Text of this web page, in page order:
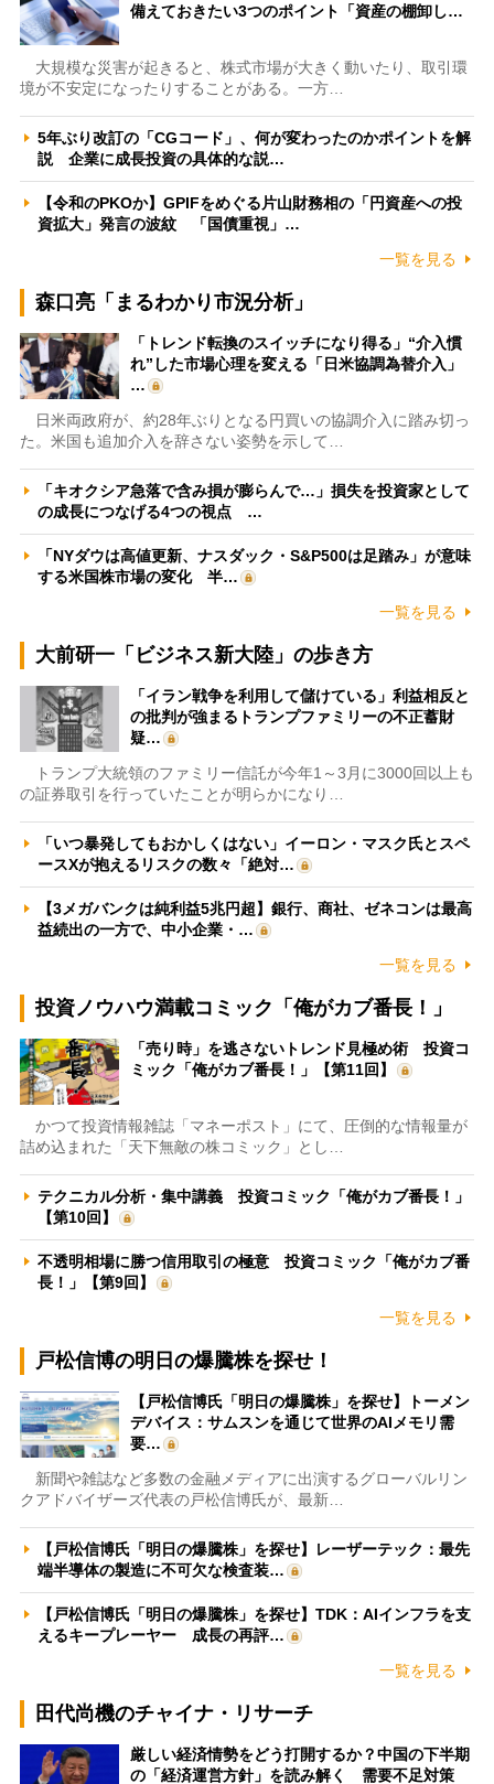
備えておきたい3つのポイント「資産の棚卸し…
大規模な災害が起きると、株式市場が大きく動いたり、取引環
境が不安定になったりすることがある。一方…
5年ぶり改訂の「CGコード」、何が変わったのかポイントを解
説 企業に成長投資の具体的な説…
【令和のPKOか】GPIFをめぐる片山財務相の「円資産への投
資拡大」発言の波紋 「国債重視」…
一覧を見る
森口亮「まるわかり市況分析」
「トレンド転換のスイッチになり得る」“介入慣
れ”した市場心理を変える「日米協調為替介入」
…
日米両政府が、約28年ぶりとなる円買いの協調介入に踏み切っ
た。米国も追加介入を辞さない姿勢を示して…
「キオクシア急落で含み損が膨らんで…」損失を投資家として
の成長につなげる4つの視点 …
「NYダウは高値更新、ナスダック・S&P500は足踏み」が意味
する米国株市場の変化 半…
一覧を見る
大前研一「ビジネス新大陸」の歩き方
「イラン戦争を利用して儲けている」利益相反と
の批判が強まるトランプファミリーの不正蓄財
疑…
トランプ大統領のファミリー信託が今年1～3月に3000回以上も
の証券取引を行っていたことが明らかになり…
「いつ暴発してもおかしくはない」イーロン・マスク氏とスペ
ースXが抱えるリスクの数々「絶対…
【3メガバンクは純利益5兆円超】銀行、商社、ゼネコンは最高
益続出の一方で、中小企業・…
一覧を見る
投資ノウハウ満載コミック「俺がカブ番長！」
「売り時」を逃さないトレンド見極め術 投資コ
ミック「俺がカブ番長！」【第11回】
かつて投資情報雑誌「マネーポスト」にて、圧倒的な情報量が
詰め込まれた「天下無敵の株コミック」とし…
テクニカル分析・集中講義 投資コミック「俺がカブ番長！」
【第10回】
不透明相場に勝つ信用取引の極意 投資コミック「俺がカブ番
長！」【第9回】
一覧を見る
戸松信博の明日の爆騰株を探せ！
【戸松信博氏「明日の爆騰株」を探せ】トーメン
デバイス：サムスンを通じて世界のAIメモリ需
要…
新聞や雑誌など多数の金融メディアに出演するグローバルリン
クアドバイザーズ代表の戸松信博氏が、最新…
【戸松信博氏「明日の爆騰株」を探せ】レーザーテック：最先
端半導体の製造に不可欠な検査装…
【戸松信博氏「明日の爆騰株」を探せ】TDK：AIインフラを支
えるキープレーヤー 成長の再評…
一覧を見る
田代尚機のチャイナ・リサーチ
厳しい経済情勢をどう打開するか？中国の下半期
の「経済運営方針」を読み解く 需要不足対策